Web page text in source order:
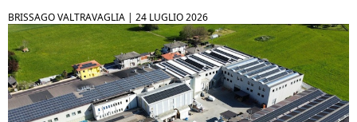
BRISSAGO VALTRAVAGLIA | 24 LUGLIO 2026